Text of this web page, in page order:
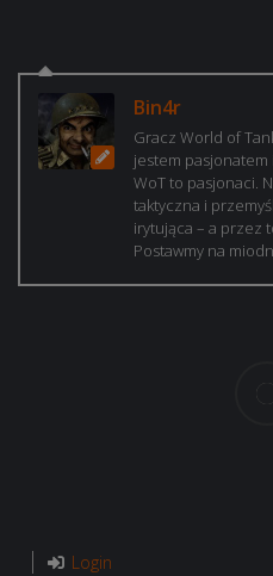
Bin4r
Gracz World of
jestem pasjonatem
WoT to pasjonaci.
taktyczna i
irytująca – a przez
Postawmy na
Login